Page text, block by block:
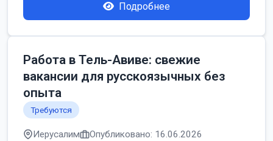
Подробнее
Работа в Тель-Авиве: свежие
вакансии для русскоязычных без
опыта
Требуются
Иерусалим Опубликовано: 16.06.2026